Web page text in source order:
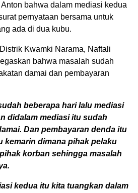
bahwa dalam mediasi kedua
pernyataan bersama untuk
ada di dua kubu.
Kwamki Narama, Naftali
bahwa masalah sudah
damai dan pembayaran
beberapa hari lalu mediasi
didalam mediasi itu sudah
Dan pembayaran denda itu
kemarin dimana pihak pelaku
korban sehingga masalah
kedua itu kita tuangkan dalam